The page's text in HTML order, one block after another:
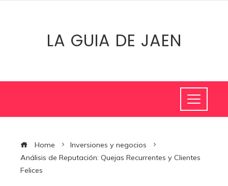
LA GUIA DE JAEN
Home
Inversiones y negocios
Análisis de Reputación: Quejas Recurrentes y Clientes
Felices